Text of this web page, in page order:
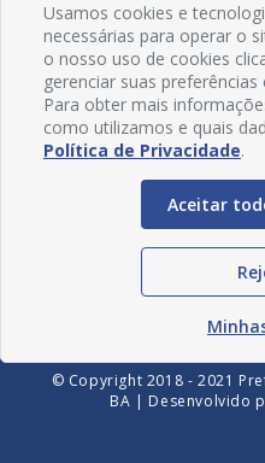
Redes
© Copyright 2018 - 2021
BA | Desenvolvido
Usamos cookies e
necessárias para operar o
o nosso uso de cookies
gerenciar suas preferências
Para obter mais
como utilizamos e quais
Política de Privacidade.
Aceitar